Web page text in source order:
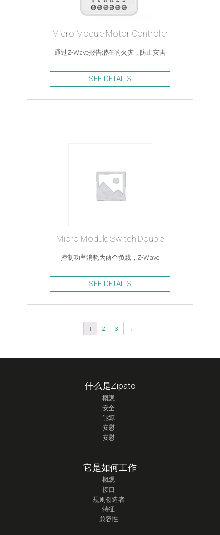
Micro Module Motor Controller
通过Z-Wave报告潜在的火灾，防止灾害
SEE DETAILS
Micro Module Switch Double
控制功率消耗为两个负载，Z-Wave
SEE DETAILS
1 2 3 →
什么是Zipato
概观
安全
能源
安慰
安慰
它是如何工作
概观
接口
规则创造者
特征
兼容性